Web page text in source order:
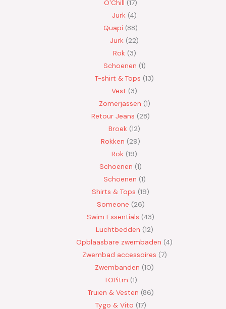
O'Chill
17
Jurk 4
Quapi 88
Jurk 22
Rok 3
Schoenen 1
T-shirt & Tops 13
Vest
3
Zomerjassen 1
Retour Jeans
28
Broek 12
Rokken
29
Rok 19
Schoenen 1
Schoenen 1
Shirts & Tops 19
Someone 26
Swim Essentials 43
Luchtbedden 12
Opblaasbare zwembaden 4
Zwembad accessoires 7
Zwembanden 10
TOPitm 1
Truien & Vesten 86
Tygo & Vito 17